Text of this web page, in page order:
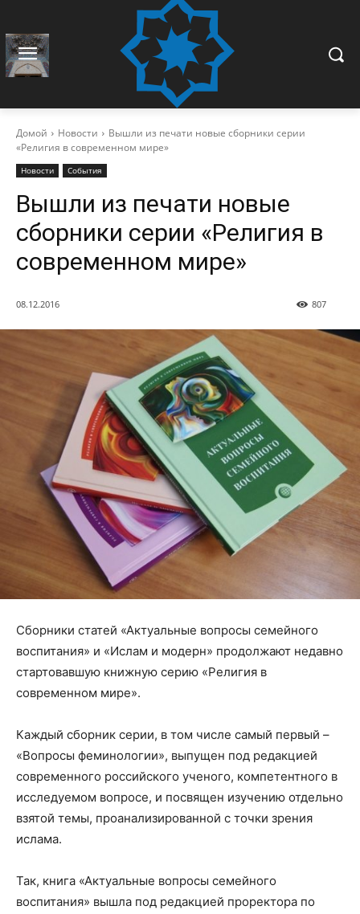
Домой Новости
Вышли из печати новые сборники серии
«Религия в современном мире»
Новости События
Вышли из печати новые
сборники серии «Религия в
современном мире»
08.12.2016 807
Сборники статей «Актуальные вопросы семейного
воспитания» и «Ислам и модерн» продолжают недавно
стартовавшую книжную серию «Религия в
современном мире».
Каждый сборник серии, в том числе самый первый –
«Вопросы феминологии», выпущен под редакцией
современного российского ученого, компетентного в
исследуемом вопросе, и посвящен изучению отдельно
взятой темы, проанализированной с точки зрения
ислама.
Так, книга «Актуальные вопросы семейного
воспитания» вышла под редакцией проректора по